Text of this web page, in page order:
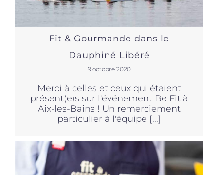
AccessoiresFit & Gourmande dans le
Dauphiné Libéré
9 octobre 2020
Merci à celles et ceux qui étaient
présent(e)s sur l'événement Be Fit à
Aix-les-Bains ! Un remerciement
particulier à l'équipe [...]